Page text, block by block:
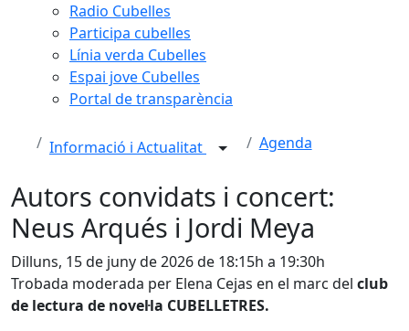
Radio Cubelles
Participa cubelles
Línia verda Cubelles
Espai jove Cubelles
Portal de transparència
Informació i Actualitat Agenda
Autors convidats i concert:
Neus Arqués i Jordi Meya
Dilluns, 15 de juny de 2026 de 18:15h a 19:30h
Trobada moderada per Elena Cejas en el marc del club
de lectura de novel·la CUBELLETRES.